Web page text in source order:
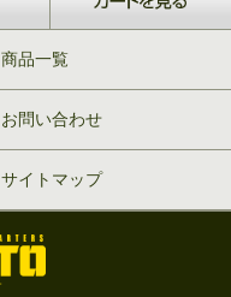
商品一覧
お問い合わせ
サイトマップ